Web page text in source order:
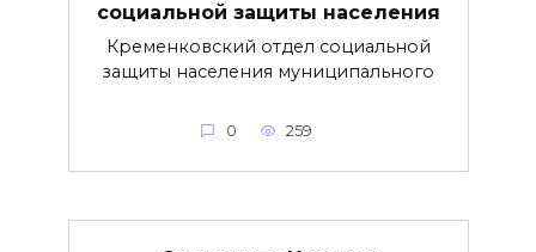
социальной защиты населения
Кременковский отдел социальной
защиты населения муниципального
0 259